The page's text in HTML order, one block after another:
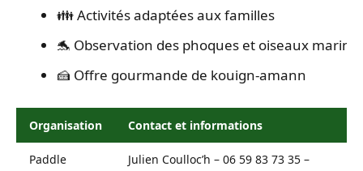
👪 Activités adaptées aux familles
🐬 Observation des phoques et oiseaux marins
🍰 Offre gourmande de kouign-amann
Organisation Contact et informations
Paddle
Julien Coulloc’h – 06 59 83 73 35 –